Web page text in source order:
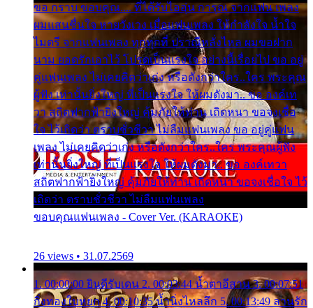
ขอ กราบ ขอบคุณ.... ที่ได้รับไออุ่น การุณ จากแฟน เพลง
ผมแสนชื่นใจ หายวังเวง เมื่อแฟนเพลง ให้กำลังใจ น้ำใจ
ไมตรี จากแฟนเพลง ทุกทุกที่ ปราณีหลั่งไหล ผมขอฝาก
นาม ยอดรักเอาไว้ โปรดเป็นแรงใจ อย่างนี้เรื่อยไป ขอ อยู่
คู่แฟนเพลง ไม่เคยคิดว่าเก่ง หรือดังกว่าใคร..ใคร พระคุณ
ผู้ฟัง เท่านั้นยิ่งใหญ่ ที่เป็นแรงใจ ให้ผมดังมา.. ขอ องค์เท
วา สถิตฟากฟ้ายิ่งใหญ่ คุ้มภัยให้ท่าน เถิดหนา ขอจงเชื่อ
ใจ ไว้เถิดว่า ตราบชั่วชีวา ไม่ลืมแฟนเพลง ขอ อยู่คู่แฟน
เพลง ไม่เคยคิดว่าเก่ง หรือดังกว่าใคร..ใคร พระคุณผู้ฟัง
เท่านั้นยิ่งใหญ่ ที่เป็นแรงใจ ให้ผมดังมา.. ขอ องค์เทวา
สถิตฟากฟ้ายิ่งใหญ่ คุ้มภัยให้ท่าน เถิดหนา ขอจงเชื่อใจ ไว้
เถิดว่า ตราบชั่วชีวา ไม่ลืมแฟนเพลง
ขอบคุณแฟนเพลง - Cover Ver. (KARAOKE)
26 views • 31.07.2569
1. 00:00:00 ยินดีรับเดน 2. 00:03:44 น้ำตาอีสาน 3. 00:07:51
กิ่งทองใบหยก 4. 00:10:35 น้ำนิ่งไหลลึก 5. 00:13:49 ลานรัก